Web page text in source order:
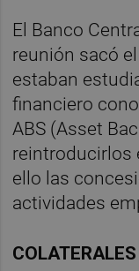
El Banco
reunión sacó
estaban
financiero
ABS (Asset
reintroducirlos
ello las
actividades